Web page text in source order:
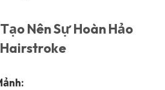
Nên Sự Hoàn Hảo